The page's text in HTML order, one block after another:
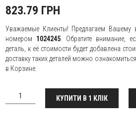
823.79 ГРН
Уважаемые Клиенты! Предлагаем Вашему
номером 1024245 . Обратите внимание,
деталь, к её стоимости будет добавлена
доставку таких деталей можно
в Корзине.
КУПИТИ В 1 КЛІК